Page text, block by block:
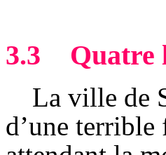
3.3 Quatre
La ville de
d’une terrible